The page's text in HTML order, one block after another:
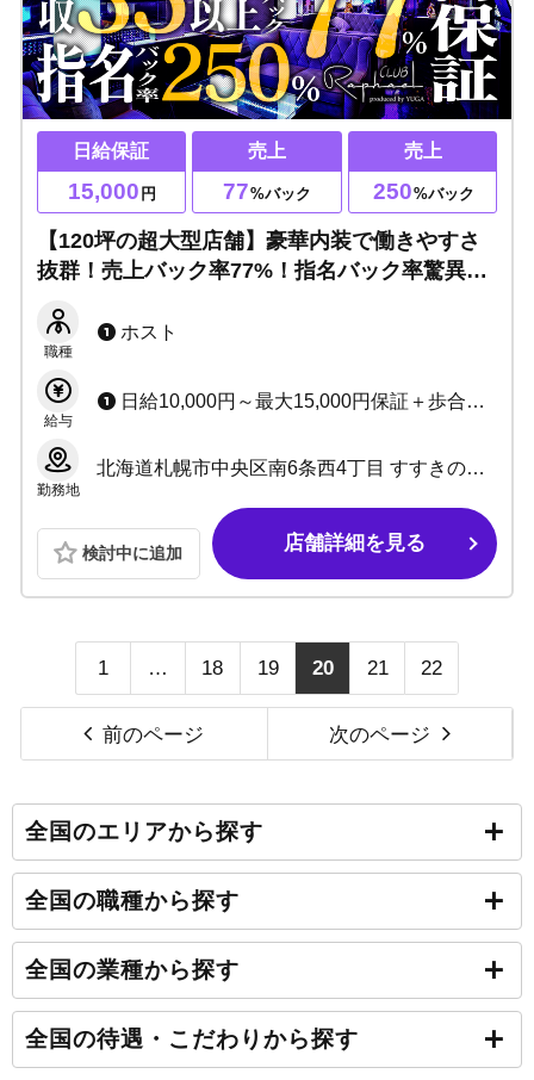
日給保証
15,000 円
売上
77%バック
売上
250%バック
【120坪の超大型店舗】豪華内装で働きやすさ
抜群！売上バック率77%！指名バック率驚異の
ょう！
職種
ホスト
給与
日給10,000円～最大15,000円保証＋歩合＋各種賞金あり 売上バック率77% 指名バック率250%
勤務地
北海道札幌市中央区南6条西4丁目 すすきの野口ビル2F
検討中に追加 店舗詳細を見る
1 … 18 19 20 21 22
前のページ 次のページ
全国のエリアから探す
全国の職種から探す
全国の業種から探す
全国の待遇・こだわりから探す